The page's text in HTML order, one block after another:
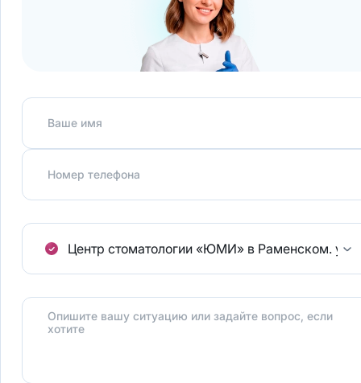
Ваше имя
Номер телефона
Центр стоматологии «ЮМИ» в Раменском. ул.
Опишите вашу ситуацию или задайте вопрос, если
хотите